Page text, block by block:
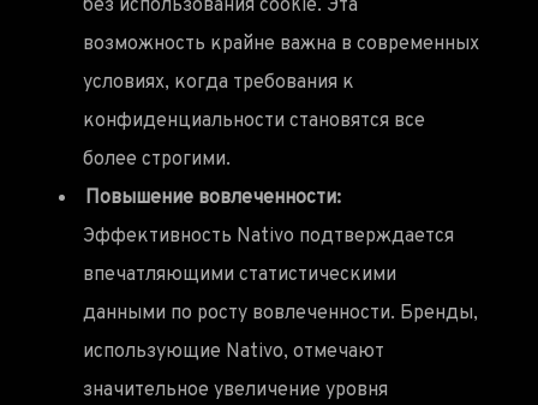
без использования cookie. Эта
возможность крайне важна в современных
условиях, когда требования к
конфиденциальности становятся все
более строгими.
Повышение вовлеченности:
Эффективность Nativo подтверждается
впечатляющими статистическими
данными по росту вовлеченности. Бренды,
использующие Nativo, отмечают
значительное увеличение уровня